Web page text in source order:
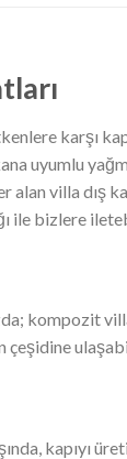
karşı
uyumlu
villa dış
ile bizlere
kompozit
çeşidine
kapıyı